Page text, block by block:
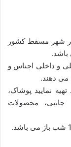
شهر مسقط کشور
و داخلی اجناس و
می دهند.
نمایید پوشاک،
جانبی، محصولات